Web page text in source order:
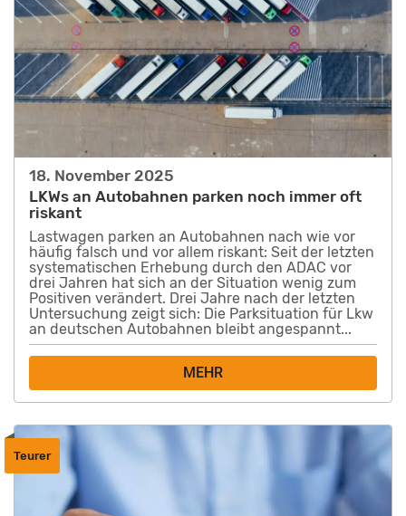
18. November 2025
LKWs an Autobahnen parken noch immer oft
riskant
Lastwagen parken an Autobahnen nach wie vor
häufig falsch und vor allem riskant: Seit der letzten
systematischen Erhebung durch den ADAC vor
drei Jahren hat sich an der Situation wenig zum
Positiven verändert. Drei Jahre nach der letzten
Untersuchung zeigt sich: Die Parksituation für Lkw
an deutschen Autobahnen bleibt angespannt...
MEHR
Teurer